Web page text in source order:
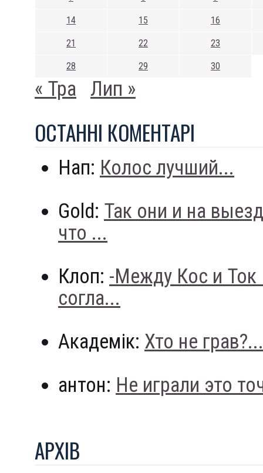
14 15 16
21 22 23
28 29 30
« Тра Лип »
ОСТАННI КОМЕНТАРI
Нап: Колос лучший...
Gold: Так они и на
что ...
Клоп: -Между Кос и
согла...
Академік: Хто не грав?...
антон: Не играли это
АРХIВ